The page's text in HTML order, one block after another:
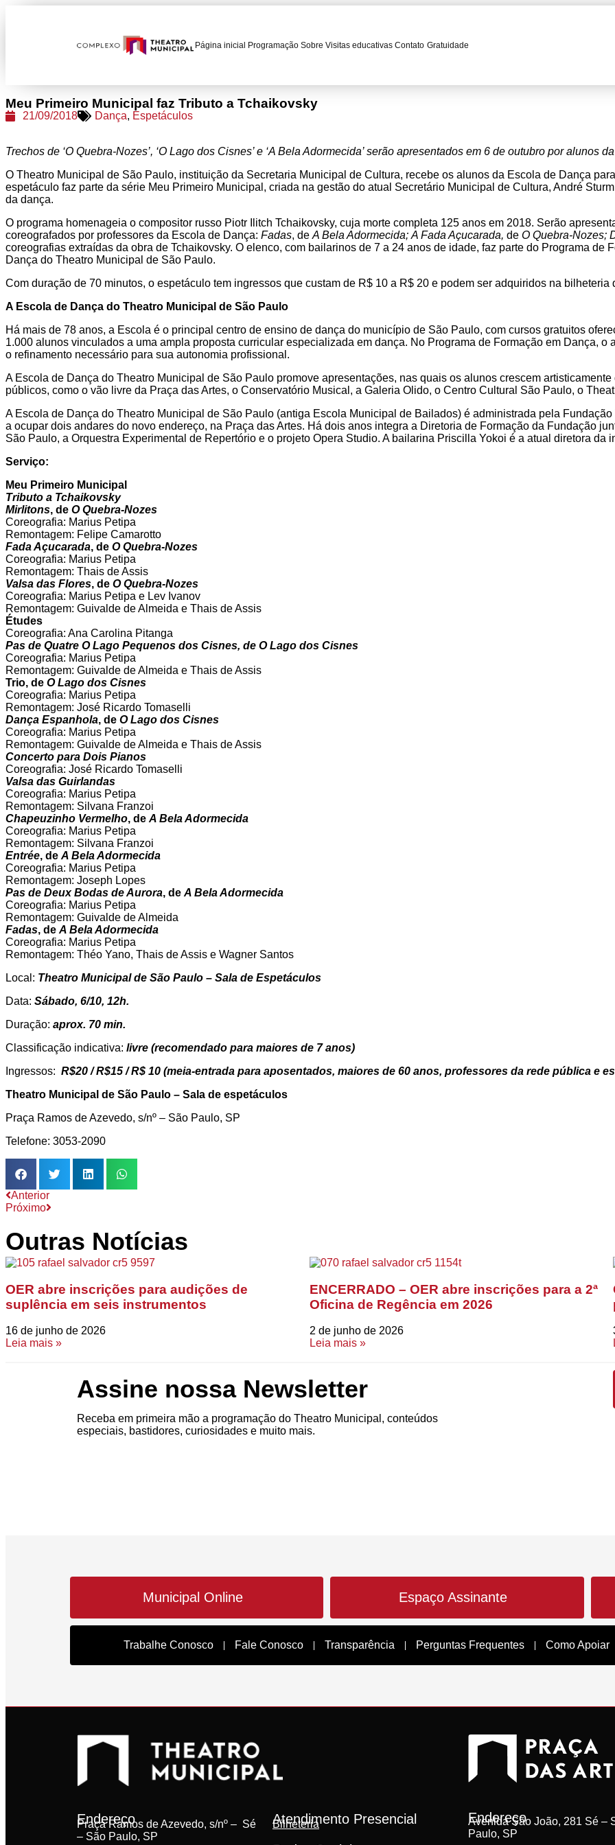
Página inicial Programação Sobre Visitas educativas Contato Gratuidade
Meu Primeiro Municipal faz Tributo a Tchaikovsky
21/09/2018 Dança, Espetáculos
Trechos de ‘O Quebra-Nozes’, ‘O Lago dos Cisnes’ e ‘A Bela Adormecida’ serão apresentados em 6 de outubro por alunos
O Theatro Municipal de São Paulo, instituição da Secretaria Municipal de Cultura, recebe os alunos da Escola de Dança
espetáculo faz parte da série Meu Primeiro Municipal, criada na gestão do atual Secretário Municipal de Cultura, André
da dança.
O programa homenageia o compositor russo Piotr Ilitch Tchaikovsky, cuja morte completa 125 anos em 2018. Serão
coreografados por professores da Escola de Dança: Fadas, de A Bela Adormecida; A Fada Açucarada, de O Quebra-Nozes;
coreografias extraídas da obra de Tchaikovsky. O elenco, com bailarinos de 7 a 24 anos de idade, faz parte do Programa
Dança do Theatro Municipal de São Paulo.
Com duração de 70 minutos, o espetáculo tem ingressos que custam de R$ 10 a R$ 20 e podem ser adquiridos na
A Escola de Dança do Theatro Municipal de São Paulo
Há mais de 78 anos, a Escola é o principal centro de ensino de dança do município de São Paulo, com cursos gratuitos
1.000 alunos vinculados a uma ampla proposta curricular especializada em dança. No Programa de Formação em Dança,
o refinamento necessário para sua autonomia profissional.
A Escola de Dança do Theatro Municipal de São Paulo promove apresentações, nas quais os alunos crescem
públicos, como o vão livre da Praça das Artes, o Conservatório Musical, a Galeria Olido, o Centro Cultural São Paulo, o
A Escola de Dança do Theatro Municipal de São Paulo (antiga Escola Municipal de Bailados) é administrada pela
a ocupar dois andares do novo endereço, na Praça das Artes. Há dois anos integra a Diretoria de Formação da Fundação
São Paulo, a Orquestra Experimental de Repertório e o projeto Opera Studio. A bailarina Priscilla Yokoi é a atual diretora da
Serviço:
Meu Primeiro Municipal
Tributo a Tchaikovsky
Mirlitons, de O Quebra-Nozes
Coreografia: Marius Petipa
Remontagem: Felipe Camarotto
Fada Açucarada, de O Quebra-Nozes
Coreografia: Marius Petipa
Remontagem: Thais de Assis
Valsa das Flores, de O Quebra-Nozes
Coreografia: Marius Petipa e Lev Ivanov
Remontagem: Guivalde de Almeida e Thais de Assis
Études
Coreografia: Ana Carolina Pitanga
Pas de Quatre O Lago Pequenos dos Cisnes, de O Lago dos Cisnes
Coreografia: Marius Petipa
Remontagem: Guivalde de Almeida e Thais de Assis
Trio, de O Lago dos Cisnes
Coreografia: Marius Petipa
Remontagem: José Ricardo Tomaselli
Dança Espanhola, de O Lago dos Cisnes
Coreografia: Marius Petipa
Remontagem: Guivalde de Almeida e Thais de Assis
Concerto para Dois Pianos
Coreografia: José Ricardo Tomaselli
Valsa das Guirlandas
Coreografia: Marius Petipa
Remontagem: Silvana Franzoi
Chapeuzinho Vermelho, de A Bela Adormecida
Coreografia: Marius Petipa
Remontagem: Silvana Franzoi
Entrée, de A Bela Adormecida
Coreografia: Marius Petipa
Remontagem: Joseph Lopes
Pas de Deux Bodas de Aurora, de A Bela Adormecida
Coreografia: Marius Petipa
Remontagem: Guivalde de Almeida
Fadas, de A Bela Adormecida
Coreografia: Marius Petipa
Remontagem: Théo Yano, Thais de Assis e Wagner Santos
Local: Theatro Municipal de São Paulo – Sala de Espetáculos
Data: Sábado, 6/10, 12h.
Duração: aprox. 70 min.
Classificação indicativa: livre (recomendado para maiores de 7 anos)
Ingressos: R$20 / R$15 / R$ 10 (meia-entrada para aposentados, maiores de 60 anos, professores da rede pública e
Theatro Municipal de São Paulo – Sala de espetáculos
Praça Ramos de Azevedo, s/nº – São Paulo, SP
Telefone: 3053-2090
Anterior
Próximo
Outras Notícias
OER abre inscrições para audições de
suplência em seis instrumentos
16 de junho de 2026
Leia mais »
ENCERRADO – OER abre inscrições para a 2ª
Oficina de Regência em 2026
2 de junho de 2026
Leia mais »
Assine nossa Newsletter
Receba em primeira mão a programação do Theatro Municipal, conteúdos
especiais, bastidores, curiosidades e muito mais.
Municipal Online Espaço Assinante
Trabalhe Conosco Fale Conosco Transparência Perguntas Frequentes Como Apoiar
Endereço
Praça Ramos de Azevedo, s/nº – Sé
– São Paulo, SP
Atendimento Presencial
Bilheteria Endereço
Avenida São João, 281 Sé –
Paulo, SP